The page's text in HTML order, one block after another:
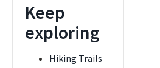
Keep
exploring
Hiking Trails